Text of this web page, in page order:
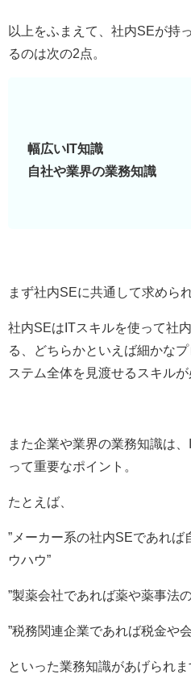
以上をふまえて、社内SEが持
るのは次の2点。
幅広いIT知識
自社や業界の業務知識
まず社内SEに共通して求めら
社内SEはITスキルを使って社
る、どちらかといえば細かな
ステム全体を見渡せるスキルが
また企業や業界の業務知識は
って重要なポイント。
たとえば、
”メーカー系の社内SEであれば
ウハウ”
”製薬会社であれば薬や薬事法
”税務関連企業であれば税金や
といった業務知識があげられま